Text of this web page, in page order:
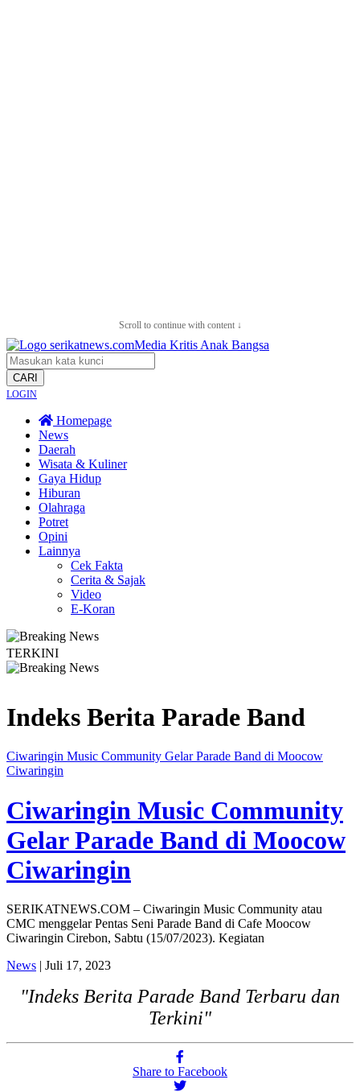
Scroll to continue with content ↓
CARI
LOGIN
Homepage
News
Daerah
Wisata & Kuliner
Gaya Hidup
Hiburan
Olahraga
Potret
Opini
Lainnya
Cek Fakta
Cerita & Sajak
Video
E-Koran
TERKINI
Indeks Berita Parade Band
Ciwaringin Music Community Gelar Parade Band di Moocow
Ciwaringin
Ciwaringin Music Community
Gelar Parade Band di Moocow
Ciwaringin
SERIKATNEWS.COM – Ciwaringin Music Community atau
CMC menggelar Pentas Seni Parade Band di Cafe Moocow
Ciwaringin Cirebon, Sabtu (15/07/2023). Kegiatan
News | Juli 17, 2023
"Indeks Berita Parade Band Terbaru dan
Terkini"
Share to Facebook